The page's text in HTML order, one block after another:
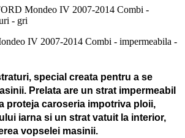
IV 2007-2014 Combi - impermeabila -
special creata pentru a se
Prelata are un strat impermeabil
proteja caroseria impotriva ploii,
iarna si un strat vatuit la interior,
vopselei masinii.